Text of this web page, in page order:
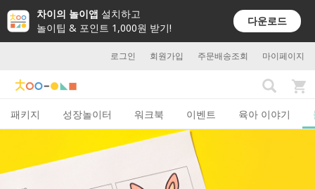
차이의 놀이앱 설치하고
놀이팁 & 포인트 1,000원 받기!
다운로드
로그인 회원가입 주문배송조회 마이페이지
패키지 성장놀이터 워크북 이벤트 육아 이야기